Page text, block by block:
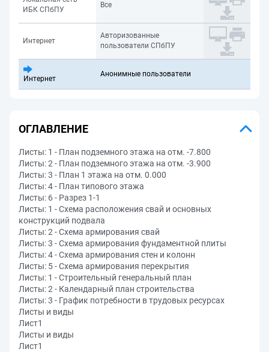
ИБК СПбПУ
Все
Интернет
Авторизованные
пользователи СПбПУ
Интернет
Анонимные пользователи
ОГЛАВЛЕНИЕ
Листы: 1 - План подземного этажа на отм. -7.800
Листы: 2 - План подземного этажа на отм. -3.900
Листы: 3 - План 1 этажа на отм. 0.000
Листы: 4 - План типового этажа
Листы: 6 - Разрез 1-1
Листы: 1 - Схема расположения свай и основных
конструкций подвала
Листы: 2 - Схема армирования свай
Листы: 3 - Схема армирования фундаментной плиты
Листы: 4 - Схема армирования стен и колонн
Листы: 5 - Схема армирования перекрытия
Листы: 1 - Строительный генеральный план
Листы: 2 - Календарный план строительства
Листы: 3 - График потребности в трудовых ресурсах
Листы и виды
Лист1
Листы и виды
Лист1